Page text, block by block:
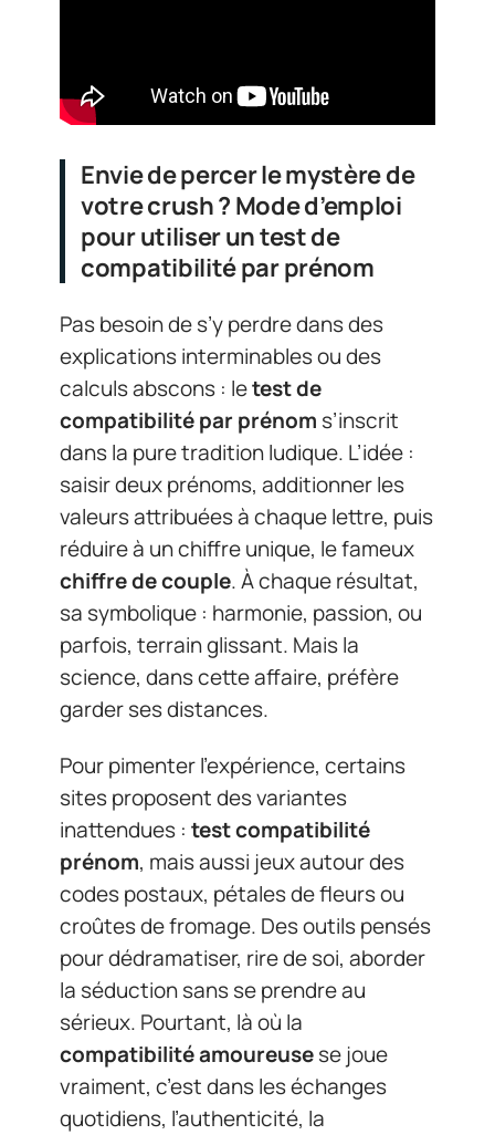
Envie de percer le mystère de
votre crush ? Mode d’emploi
pour utiliser un test de
compatibilité par prénom
Pas besoin de s’y perdre dans des
explications interminables ou des
calculs abscons : letest de
compatibilité par prénom s’inscrit
dans la pure tradition ludique. L’idée :
saisir deux prénoms, additionner les
valeurs attribuées à chaque lettre, puis
réduire à un chiffre unique, le fameux
chiffre de couple. À chaque résultat,
sa symbolique : harmonie, passion, ou
parfois, terrain glissant. Mais la
science, dans cette affaire, préfère
garder ses distances.
Pour pimenter l’expérience, certains
sites proposent des variantes
inattendues : test compatibilité
prénom, mais aussi jeux autour des
codes postaux, pétales de fleurs ou
croûtes de fromage. Des outils pensés
pour dédramatiser, rire de soi, aborder
la séduction sans se prendre au
sérieux. Pourtant, là où la
compatibilité amoureusese joue
vraiment, c’est dans les échanges
quotidiens, l’authenticité, la